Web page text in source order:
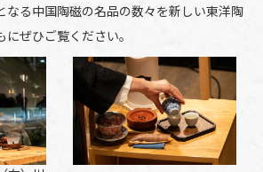
なる中国陶磁の名品の数々を新しい東洋陶
ぜひご覧ください。